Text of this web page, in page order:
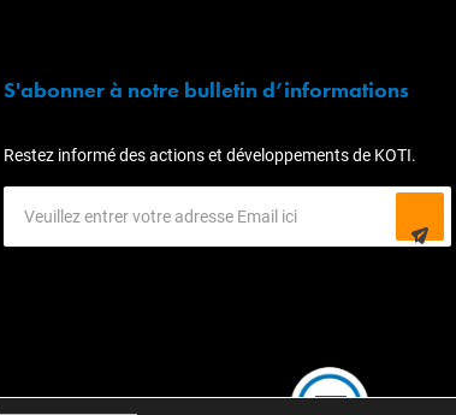
S'abonner à notre bulletin d’informations
Restez informé des actions et développements de KOTI.